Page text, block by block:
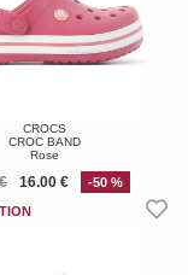
CROCS
CROC BAND
Rose
16.00 € -50 %